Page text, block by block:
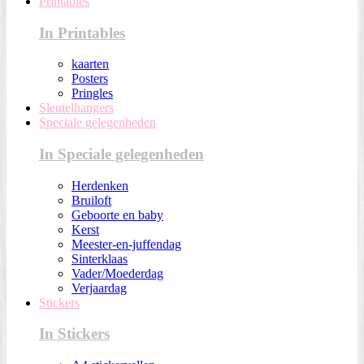
In Printables
kaarten
Posters
Pringles
Sleutelhangers
Speciale gelegenheden
In Speciale gelegenheden
Herdenken
Bruiloft
Geboorte en baby
Kerst
Meester-en-juffendag
Sinterklaas
Vader/Moederdag
Verjaardag
Stickers
In Stickers